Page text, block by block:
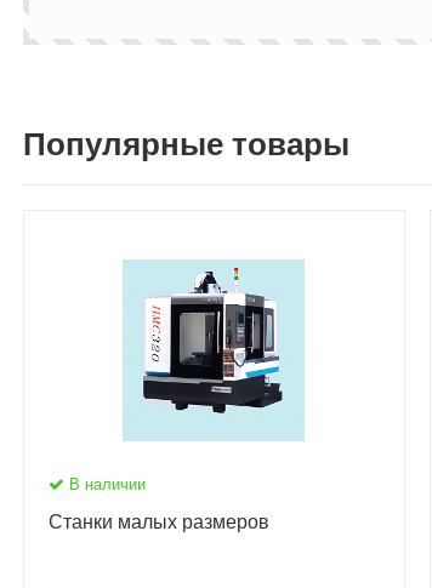
Популярные товары
В наличии
Станки малых размеров